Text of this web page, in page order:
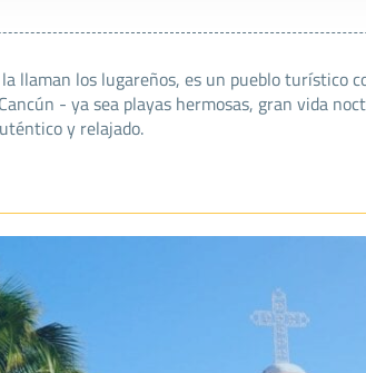
llaman los lugareños, es un pueblo turístico
- ya sea playas hermosas, gran vida
y relajado.